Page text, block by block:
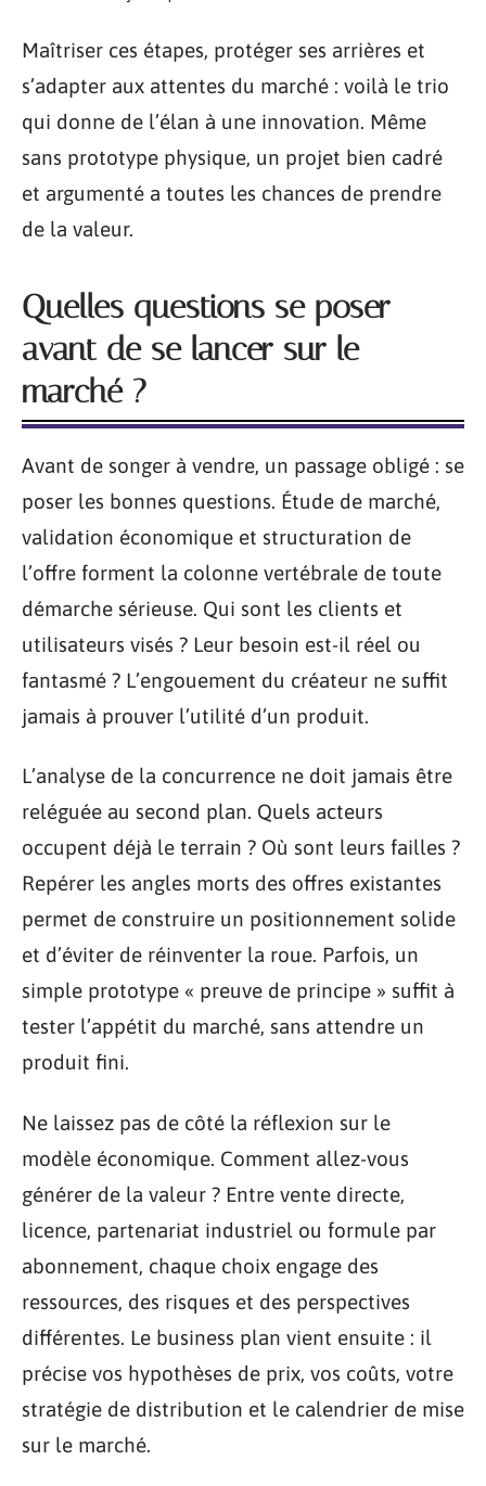
Maîtriser ces étapes, protéger ses arrières et
s’adapter aux attentes du marché : voilà le trio
qui donne de l’élan à une innovation. Même
sans prototype physique, un projet bien cadré
et argumenté a toutes les chances de prendre
de la valeur.
Quelles questions se poser
avant de se lancer sur le
marché ?
Avant de songer à vendre, un passage obligé : se
poser les bonnes questions. Étude de marché,
validation économique et structuration de
l’offre forment la colonne vertébrale de toute
démarche sérieuse. Qui sont les clients et
utilisateurs visés ? Leur besoin est-il réel ou
fantasmé ? L’engouement du créateur ne suffit
jamais à prouver l’utilité d’un produit.
L’analyse de la concurrence ne doit jamais être
reléguée au second plan. Quels acteurs
occupent déjà le terrain ? Où sont leurs failles ?
Repérer les angles morts des offres existantes
permet de construire un positionnement solide
et d’éviter de réinventer la roue. Parfois, un
simple prototype « preuve de principe » suffit à
tester l’appétit du marché, sans attendre un
produit fini.
Ne laissez pas de côté la réflexion sur le
modèle économique. Comment allez-vous
générer de la valeur ? Entre vente directe,
licence, partenariat industriel ou formule par
abonnement, chaque choix engage des
ressources, des risques et des perspectives
différentes. Le business plan vient ensuite : il
précise vos hypothèses de prix, vos coûts, votre
stratégie de distribution et le calendrier de mise
sur le marché.